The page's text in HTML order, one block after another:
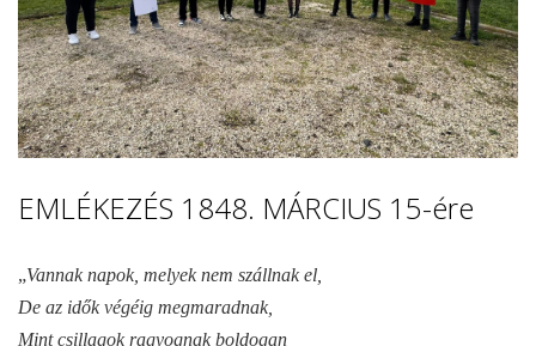
EMLÉKEZÉS 1848. MÁRCIUS 15-ére
„Vannak napok, melyek nem szállnak el,
De az idők végéig megmaradnak,
Mint csillagok ragyognak boldogan